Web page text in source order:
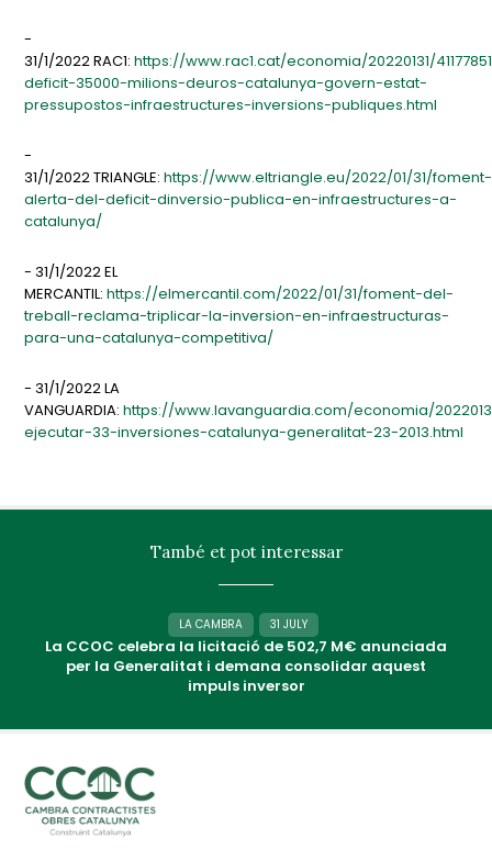
-
31/1/2022 RAC1:https://www.rac1.cat/economia/20220131/
deficit-35000-milions-deuros-catalunya-govern-estat-
pressupostos-infraestructures-inversions-publiques.html
-
31/1/2022 TRIANGLE:https://www.eltriangle.eu/2022/01/31/foment-
alerta-del-deficit-dinversio-publica-en-infraestructures-a-
catalunya/
- 31/1/2022 EL
MERCANTIL:https://elmercantil.com/2022/01/31/foment-del-
treball-reclama-triplicar-la-inversion-en-infraestructuras-
para-una-catalunya-competitiva/
- 31/1/2022 LA
VANGUARDIA:https://www.lavanguardia.com/economia/
ejecutar-33-inversiones-catalunya-generalitat-23-2013.html
També et pot interessar
LA CAMBRA 31 JULY
La CCOC celebra la licitació de 502,7 M€ anunciada
per la Generalitat i demana consolidar aquest
impuls inversor